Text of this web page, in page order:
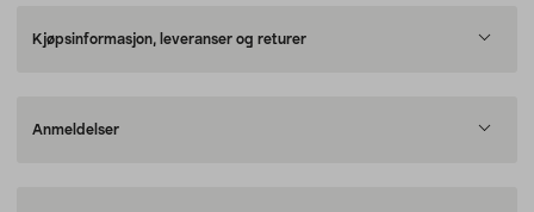
Kjøpsinformasjon, leveranser og returer
Anmeldelser